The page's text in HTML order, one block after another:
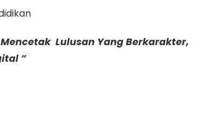
Lulusan Yang Berkarakter,
”